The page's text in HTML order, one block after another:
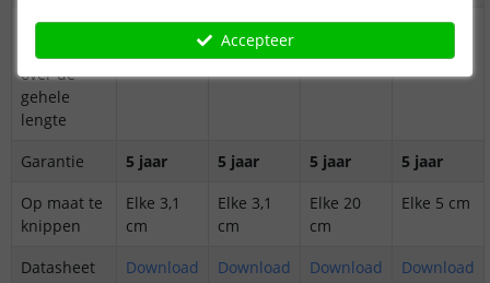
3M
plakstrip
over de
gehele
lengte
ja Ja Ja Ja
Garantie 5 jaar 5 jaar 5 jaar
5 jaar
Op maat te
knippen
Elke 3,1
cm
Elke 3,1
cm
Elke 20
cm
Elke 5 cm
Datasheet Download Download Download Download
Accepteer